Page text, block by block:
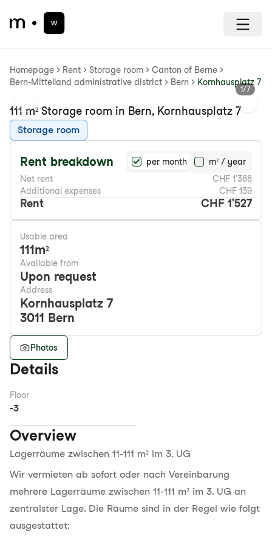
Homepage Rent Storage room
Canton of Berne
Bern-Mittelland administrative district
Bern Kornhausplatz 7
Previous slide
1/7
111 m² Storage room in Bern, Kornhausplatz 7
Storage room
Rent breakdown per month
m² / year
Net rent
CHF 1'388
Additional expenses
CHF 139
Rent CHF 1'527
Usable area
111m²
Available from
Upon request
Address
Kornhausplatz 7
3011 Bern
Photos
Details
Floor
-3
Overview
Lagerräume zwischen 11-111 m² im 3. UG
Wir vermieten ab sofort oder nach Vereinbarung
mehrere Lagerräume zwischen 11-111 m² im 3. UG an
zentralster Lage. Die Räume sind in der Regel wie folgt
ausgestattet: